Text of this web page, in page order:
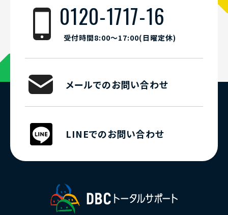
0120-1717-16
受付時間8:00〜17:00(日曜定休)
メールでのお問い合わせ
LINEでのお問い合わせ